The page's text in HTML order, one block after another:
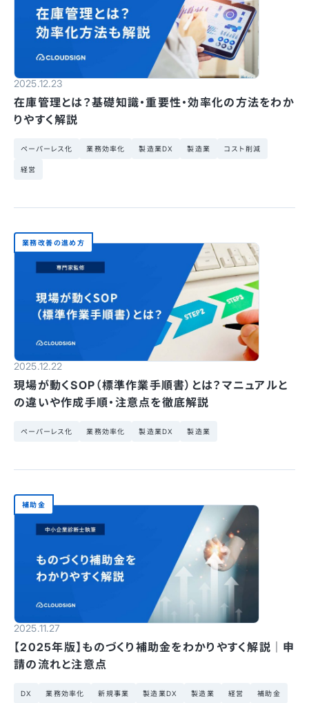
2025.12.23
在庫管理とは？基礎知識・重要性・効率化の方法をわか
りやすく解説
ペーパーレス化 業務効率化 製造業DX 製造業 コスト削減
経営
業務改善の進め方
2025.12.22
現場が動くSOP（標準作業手順書）とは？マニュアルと
の違いや作成手順・注意点を徹底解説
ペーパーレス化 業務効率化 製造業DX 製造業
補助金
2025.11.27
【2025年版】ものづくり補助金をわかりやすく解説｜申
請の流れと注意点
DX 業務効率化 新規事業 製造業DX 製造業 経営 補助金